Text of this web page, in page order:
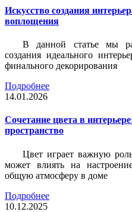
Искусство создания
воплощения
В данной статье мы
создания идеального
финального декорирования
Подробнее
14.01.2026
Сочетание цвета в
пространство
Цвет играет важную
может влиять на
общую атмосферу в доме
Подробнее
10.12.2025